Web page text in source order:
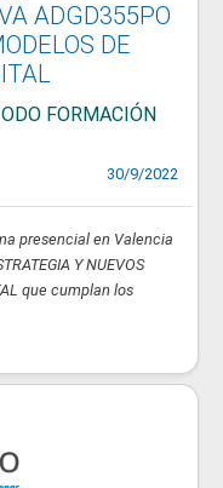
ADGD355PO
DE
FORMACIÓN
30/9/2022
presencial en Valencia
Y NUEVOS
que cumplan los